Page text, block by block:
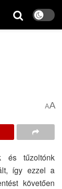
AA
és tűzoltónk
így ezzel a
követően